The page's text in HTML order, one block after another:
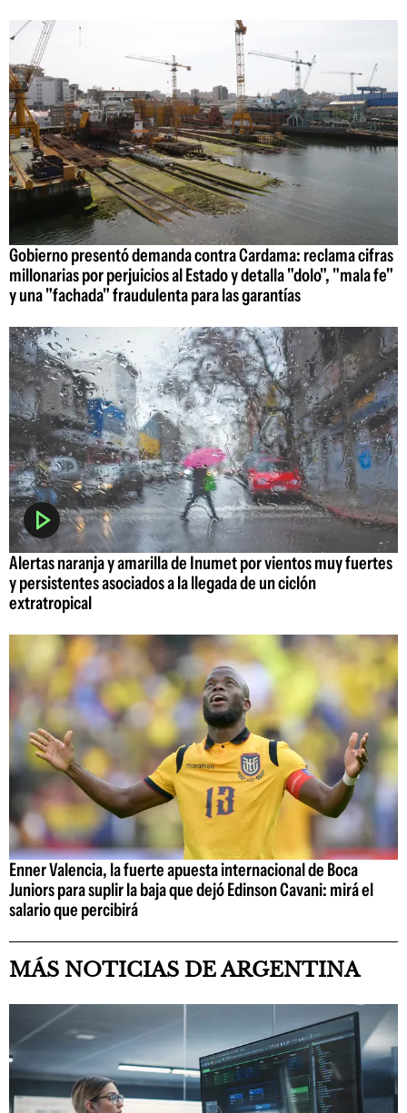
Gobierno presentó demanda contra Cardama: reclama cifras
millonarias por perjuicios al Estado y detalla "dolo", "mala fe"
y una "fachada" fraudulenta para las garantías
Alertas naranja y amarilla de Inumet por vientos muy fuertes
y persistentes asociados a la llegada de un ciclón
extratropical
Enner Valencia, la fuerte apuesta internacional de Boca
Juniors para suplir la baja que dejó Edinson Cavani: mirá el
salario que percibirá
MÁS NOTICIAS DE ARGENTINA